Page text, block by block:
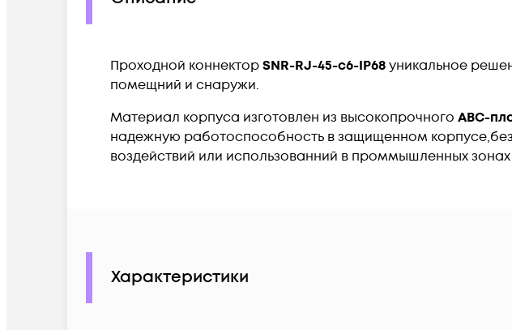
Проходной коннекторSNR-RJ-45-с6-IP68уникальное
помещний и снаружи.
Материал корпуса изготовлен из высокопрочного ABC-
надежную работоспособность в защищенном
воздействий или использованний в проммышленных
Характеристики